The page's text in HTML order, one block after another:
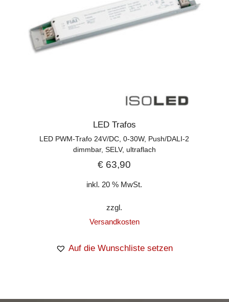
LED Trafos
LED PWM-Trafo 24V/DC, 0-30W, Push/DALI-2
dimmbar, SELV, ultraflach
€ 63,90
inkl. 20 % MwSt.
zzgl.
Versandkosten
Auf die Wunschliste setzen